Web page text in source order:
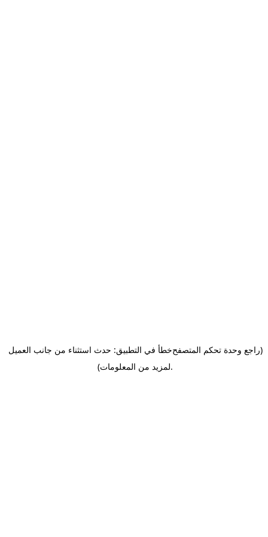
خطأ في التطبيق: حدث استثناء من جانب العميل(راجع وحدة تحكم المتصفح
لمزيد من المعلومات).